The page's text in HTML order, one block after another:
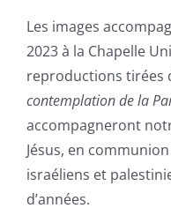
Les images
2023 à la Chapelle
reproductions tirées
contemplation de la
accompagneront
Jésus, en
israéliens et
d’années.